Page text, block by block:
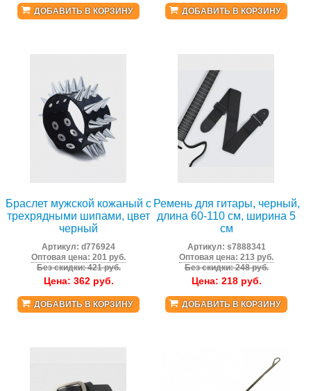
ДОБАВИТЬ В КОРЗИНУ ДОБАВИТЬ В КОРЗИНУ
Браслет мужской кожаный с
трехрядными шипами, цвет
черный
Артикул:d776924
Оптовая цена: 201 руб.
Без скидки: 421 руб.
Цена: 362руб.
ДОБАВИТЬ В КОРЗИНУ
Ремень для гитары, черный,
длина 60-110 см, ширина 5
см
Артикул: s7888341
Оптовая цена: 213 руб.
Без скидки: 248 руб.
Цена: 218руб.
ДОБАВИТЬ В КОРЗИНУ